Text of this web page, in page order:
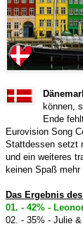
können,
Ende
Eurovision Song
Stattdessen setzt
und ein weiteres
keinen Spaß mehr
Das Ergebnis
01. - 42% -
02. - 35% - Julie